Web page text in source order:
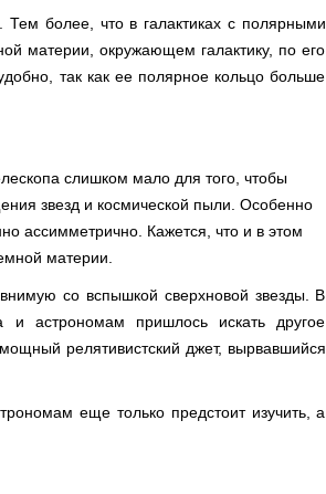
более, что в галактиках с полярными
материи, окружающем галактику, по его
так как ее полярное кольцо больше
слишком мало для того, чтобы
звезд и космической пыли. Особенно
ассимметрично. Кажется, что и в этом
материи.
со вспышкой сверхновой звезды. В
и астрономам пришлось искать другое
релятивистский джет, вырвавшийся
еще только предстоит изучить, а